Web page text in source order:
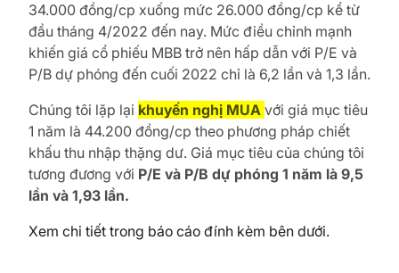
34.000 đồng/cp xuống mức 26.000 đồng/cp kể từ
đầu tháng 4/2022 đến nay. Mức điều chỉnh mạnh
khiến giá cổ phiếu MBB trở nên hấp dẫn với P/E và
P/B dự phóng đến cuối 2022 chỉ là 6,2 lần và 1,3 lần.
Chúng tôi lặp lại khuyến nghị MUA với giá mục tiêu
1 năm là 44.200 đồng/cp theo phương pháp chiết
khấu thu nhập thặng dư. Giá mục tiêu của chúng tôi
tương đương với P/E và P/B dự phóng 1 năm là 9,5
lần và 1,93 lần.
Xem chi tiết trong báo cáo đính kèm bên dưới.